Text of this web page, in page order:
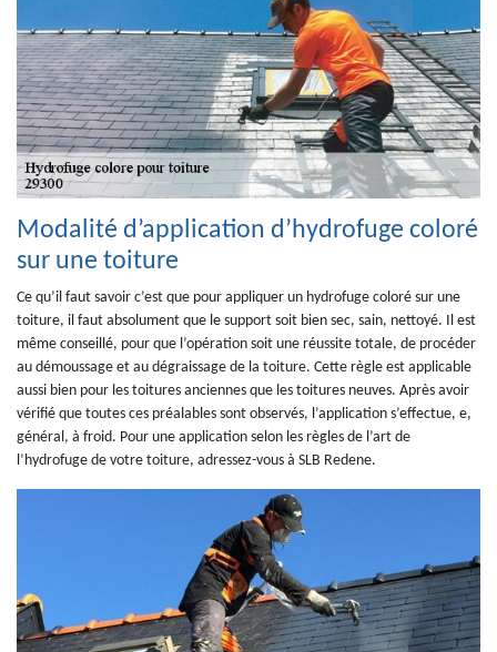
Modalité d’application d’hydrofuge coloré
sur une toiture
Ce qu’il faut savoir c’est que pour appliquer un hydrofuge coloré sur une
toiture, il faut absolument que le support soit bien sec, sain, nettoyé. Il est
même conseillé, pour que l’opération soit une réussite totale, de procéder
au démoussage et au dégraissage de la toiture. Cette règle est applicable
aussi bien pour les toitures anciennes que les toitures neuves. Après avoir
vérifié que toutes ces préalables sont observés, l’application s’effectue, e,
général, à froid. Pour une application selon les règles de l’art de
l’hydrofuge de votre toiture, adressez-vous à SLB Redene.